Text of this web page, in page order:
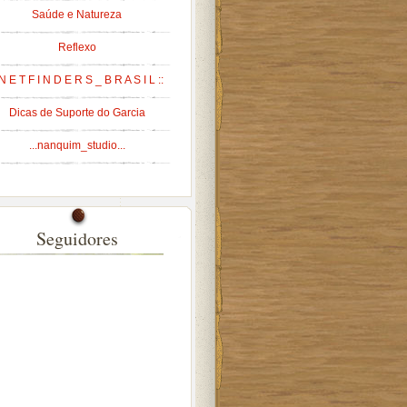
Saúde e Natureza
Reflexo
E T F I N D E R S _ B R A S I L ::
Dicas de Suporte do Garcia
...nanquim_studio...
Seguidores